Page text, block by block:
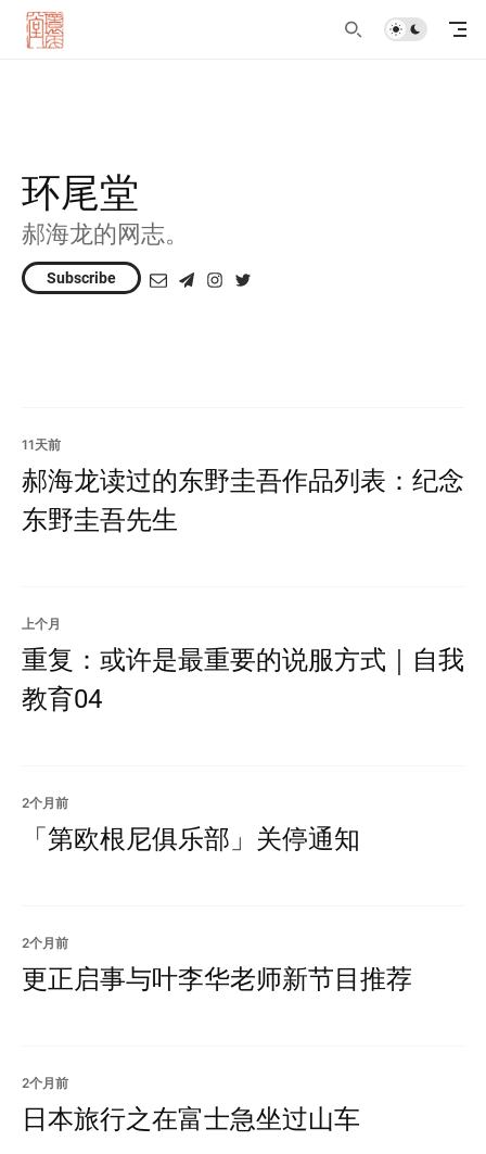
环尾堂
郝海龙的网志。
Subscribe
11天前
郝海龙读过的东野圭吾作品列表：纪念
东野圭吾先生
上个月
重复：或许是最重要的说服方式｜自我
教育04
2个月前
「第欧根尼俱乐部」关停通知
2个月前
更正启事与叶李华老师新节目推荐
2个月前
日本旅行之在富士急坐过山车